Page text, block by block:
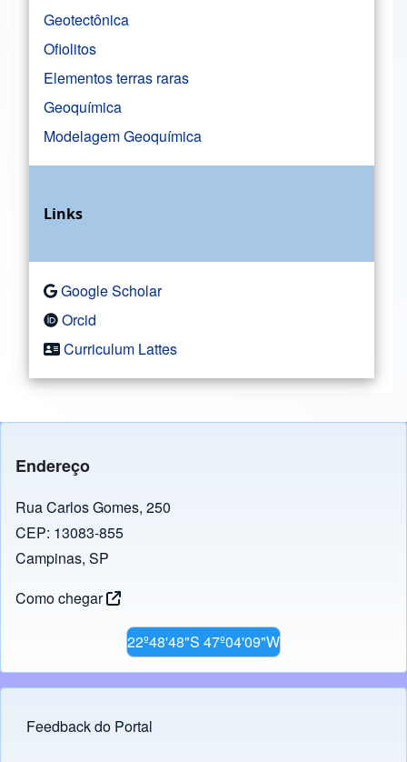
Geotectônica
Ofiolitos
Elementos terras raras
Geoquímica
Modelagem Geoquímica
Links
Google Scholar
Orcid
Curriculum Lattes
Endereço
Rua Carlos Gomes, 250
CEP: 13083-855
Campinas, SP
Como chegar
22º48'48"S 47º04'09"W
Footer menu
Feedback do Portal